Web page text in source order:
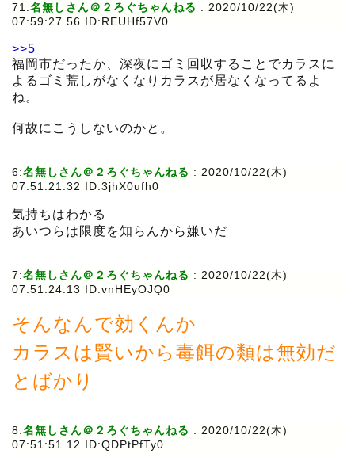
71:名無しさん＠２ろぐちゃんねる : 2020/10/22(木)
07:59:27.56 ID:REUHf57V0
>>5
福岡市だったか、深夜にゴミ回収することでカラスに
よるゴミ荒しがなくなりカラスが居なくなってるよ
ね。
何故にこうしないのかと。
6:名無しさん＠２ろぐちゃんねる : 2020/10/22(木)
07:51:21.32 ID:3jhX0ufh0
気持ちはわかる
あいつらは限度を知らんから嫌いだ
7:名無しさん＠２ろぐちゃんねる : 2020/10/22(木)
07:51:24.13 ID:vnHEyOJQ0
そんなんで効くんか
カラスは賢いから毒餌の類は無効だ
とばかり
8:名無しさん＠２ろぐちゃんねる : 2020/10/22(木)
07:51:51.12 ID:QDPtPfTy0